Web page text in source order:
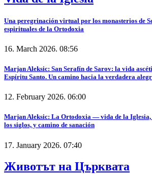
Una peregrinación virtual por los monasterios de
espirituales de la Ortodoxia
16. March 2026. 08:56
Marjan Aleksic: San Serafín de Sarov: la vida
Espíritu Santo. Un camino hacia la verdadera
12. February 2026. 06:00
Marjan Aleksic: La Ortodoxia — vida de la
los siglos, y camino de sanación
17. January 2026. 07:40
Животът на Църквата